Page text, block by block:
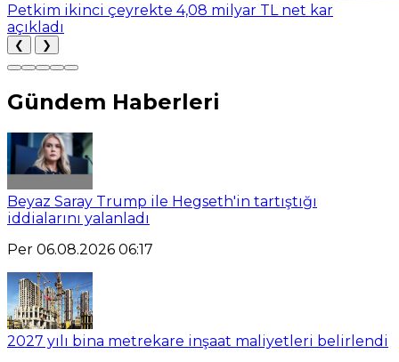
Petkim ikinci çeyrekte 4,08 milyar TL net kar
açıkladı
❮ ❯
Gündem Haberleri
Beyaz Saray Trump ile Hegseth'in tartıştığı
iddialarını yalanladı
Per 06.08.2026 06:17
2027 yılı bina metrekare inşaat maliyetleri belirlendi